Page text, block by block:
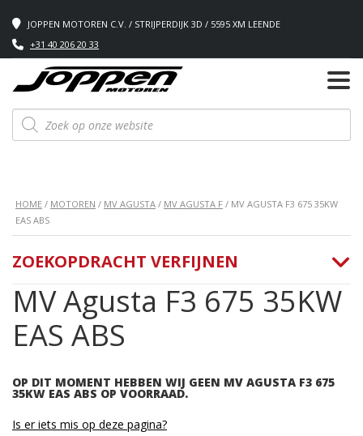
JOPPEN MOTOREN C.V. / STRIJPERDIJK 3D / 5595 XM LEENDE
+31 40 206 20 33
Producten
zoeken
HOME / MOTOREN / MV AGUSTA / MV AGUSTA F / MV AGUSTA F3 675 35KW
EAS ABS
MV Agusta F3 675 35KW
EAS ABS
OP DIT MOMENT HEBBEN WIJ GEEN MV AGUSTA F3 675
35KW EAS ABS OP VOORRAAD.
ZOEKOPDRACHT VERFIJNEN
Is er iets mis op deze pagina?